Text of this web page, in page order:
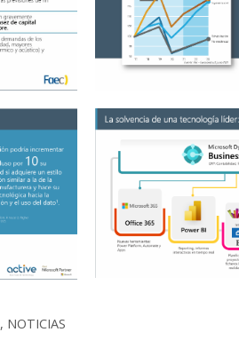
, NOTICIAS